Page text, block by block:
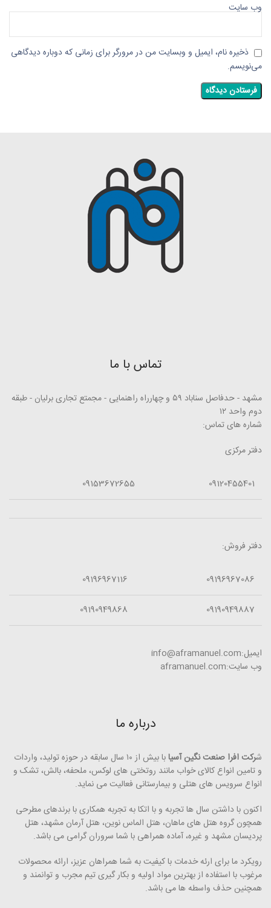
وب‌ سایت
ذخیره نام، ایمیل و وبسایت من در مرورگر برای زمانی که دوباره دیدگاهی
می‌نویسم.
تماس با ما
مشهد - حدفاصل سناباد ۵۹ و چهارراه راهنمایی - مجمتع تجاری برلیان - طبقه
دوم واحد ۱۲
شماره های تماس:
دفتر مرکزی
09120455401
09153672655
دفتر فروش:
09196967086
09196967116
09190949887
09190949868
ایمیل:info@aframanuel.com
وب سایت:aframanuel.com
درباره ما
شرکت افرا صنعت نگین آسیا
با بیش از ۱۰ سال سابقه در حوزه تولید، واردات
و تامین انواع کالای خواب مانند روتختی­ های لوکس، ملحفه، بالش، تشک و
انواع سرویس های هتلی و بیمارستانی فعالیت می ­نماید.
اکنون با داشتن سال ها تجربه و با اتکا به تجربه همکاری با برندهای مطرحی
همچون گروه هتل­ های ماهان، هتل الماس نوین، هتل آرمان مشهد، هتل
پردیسان مشهد و غیره، آماده همراهی با شما سروران گرامی می ­باشد.
رویکرد ما برای ارئه خدمات با کیفیت به شما همراهان عزیز، ارائه محصولات
مرغوب با استفاده از بهترین مواد اولیه و بکار گیری تیم مجرب و توانمند و
همچنین حذف واسطه ­ها می ­­باشد.